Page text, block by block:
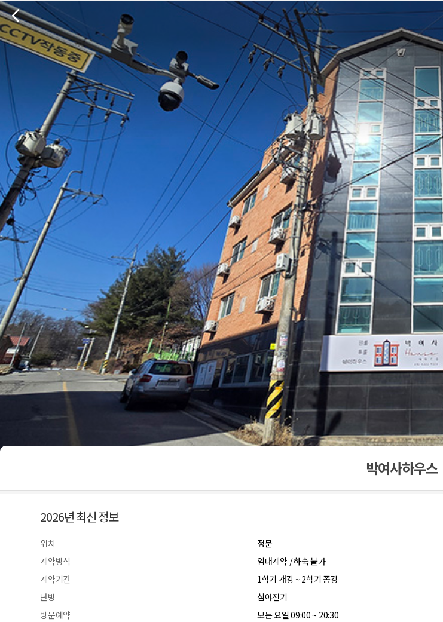
박여사하우스
2026년 최신 정보
위치
정문
계약방식
임대계약 / 하숙 불가
계약기간
1학기 개강 ~ 2학기 종강
난방
심야전기
방문예약
모든 요일 09:00 ~ 20:30